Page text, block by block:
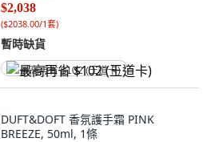
$2,038
($2038.00/1套)
暫時缺貨
最高再省 $102 (王道卡)
DUFT&DOFT 香氛護手霜 PINK
BREEZE, 50ml, 1條